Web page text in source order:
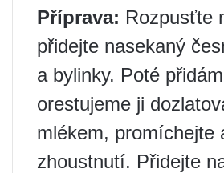
Příprava: Rozpusťte
přidejte nasekaný
a bylinky. Poté
orestujeme ji
mlékem, promíchejte
zhoustnutí. Přidejte